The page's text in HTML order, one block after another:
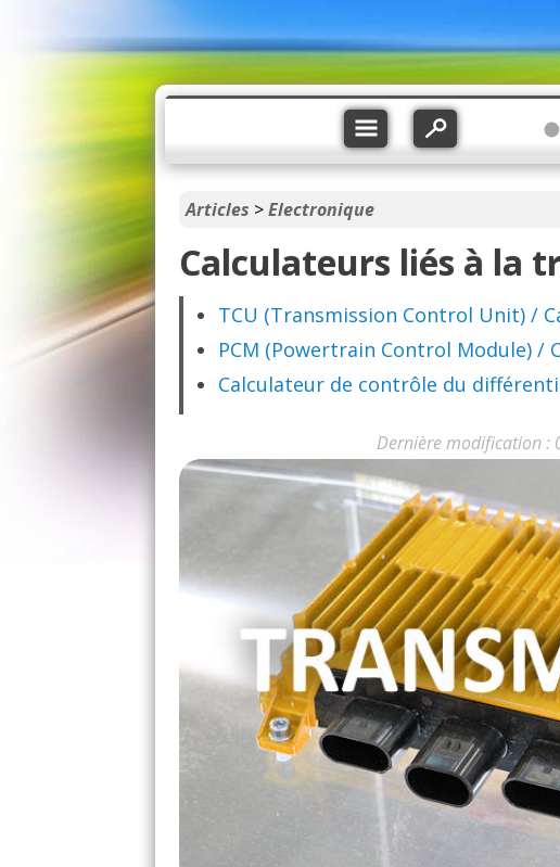
Articles >Electronique
Calculateurs liés à la
TCU (Transmission Control Unit) /
PCM (Powertrain Control Module)
Calculateur de contrôle du
Dernière modification :